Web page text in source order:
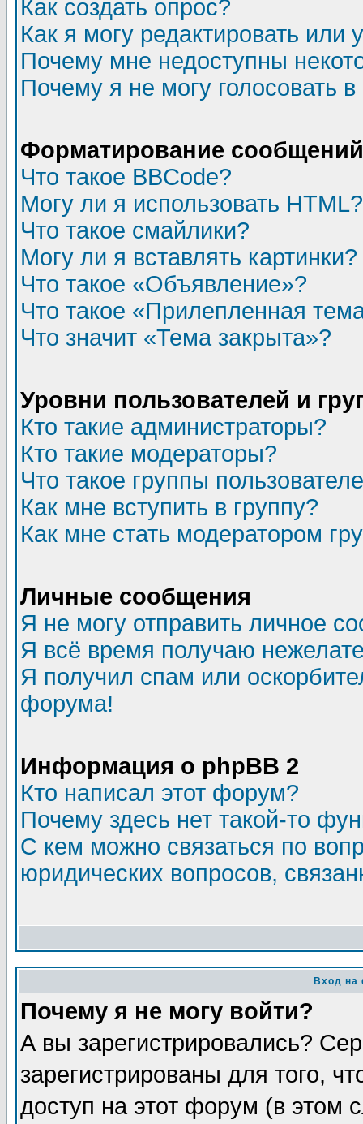
Как создать опрос?
Как я могу редактировать или
Почему мне недоступны
Почему я не могу голосовать
Форматирование
Что такое BBCode?
Могу ли я использовать HTML?
Что такое смайлики?
Могу ли я вставлять картинки?
Что такое «Объявление»?
Что такое «Прилепленная
Что значит «Тема закрыта»?
Уровни пользователей и
Кто такие администраторы?
Кто такие модераторы?
Что такое группы
Как мне вступить в группу?
Как мне стать модератором
Личные сообщения
Я не могу отправить личное
Я всё время получаю
Я получил спам или
форума!
Информация о phpBB 2
Кто написал этот форум?
Почему здесь нет такой-то
С кем можно связаться по
юридических вопросов,
Вход на
Почему я не могу войти?
А вы зарегистрировались?
зарегистрированы для того,
доступ на этот форум (в этом